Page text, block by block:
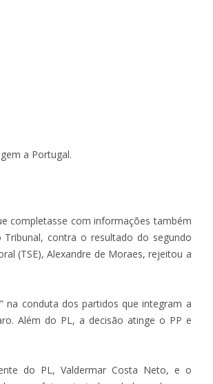
a Portugal.
completasse com informações também
contra o resultado do segundo
(TSE), Alexandre de Moraes, rejeitou a
na conduta dos partidos que integram a
Além do PL, a decisão atinge o PP e
do PL, Valdermar Costa Neto, e o